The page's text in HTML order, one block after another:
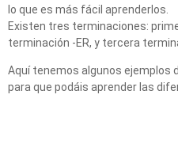
lo que es más fácil aprenderlos.
Existen tres terminaciones:
terminación -ER, y tercera
Aquí tenemos algunos ejemplos
para que podáis aprender las